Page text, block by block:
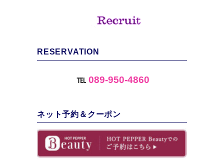
RESERVATION
℡ 089-950-4860
ネット予約＆クーポン